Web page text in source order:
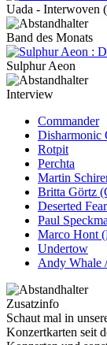
Uada - Interwoven
Band des Monats
Sulphur Aeon
Interview
Commander
Disharmonic
Rotpit
Perchta
Martin
Britta Görtz
Deserted
Paul
Marco Hont
Undertow
Andy Whale
Zusatzinfo
Schaut mal in
Konzertkarten seit